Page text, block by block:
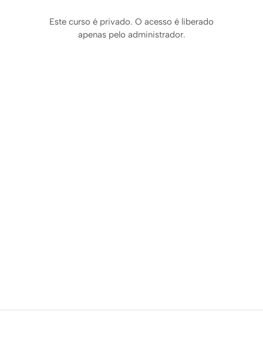
Este curso é privado. O acesso é liberado
apenas pelo administrador.